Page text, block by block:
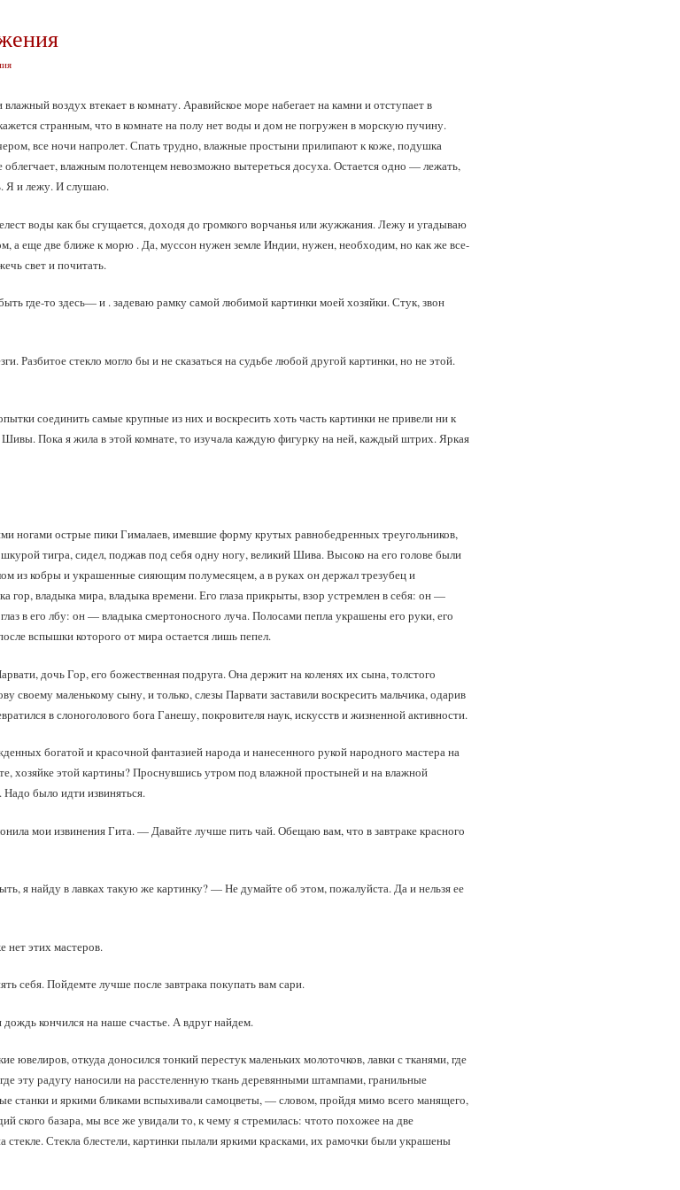
воздух втекает в комнату. Аравийское море набегает на камни и отступает в
странным, что в комнате на полу нет воды и дом не погружен в морскую пучину.
все ночи напролет. Спать трудно, влажные простыни прилипают к коже, подушка
влажным полотенцем невозможно вытереться досуха. Остается одно — лежать,
Я и лежу. И слушаю.
воды как бы сгущается, доходя до громкого ворчанья или жужжания. Лежу и угадываю
а еще две ближе к морю . Да, муссон нужен земле Индии, нужен, необходим, но как же все-
свет и почитать.
где-то здесь— и . задеваю рамку самой любимой картинки моей хозяйки. Стук, звон
Разбитое стекло могло бы и не сказаться на судьбе любой другой картинки, но не этой.
соединить самые крупные из них и воскресить хоть часть картинки не привели ни к
Пока я жила в этой комнате, то изучала каждую фигурку на ней, каждый штрих. Яркая
ногами острые пики Гималаев, имевшие форму крутых равнобедренных треугольников,
тигра, сидел, поджав под себя одну ногу, великий Шива. Высоко на его голове были
из кобры и украшенные сияющим полумесяцем, а в руках он держал трезубец и
гор, владыка мира, владыка времени. Его глаза прикрыты, взор устремлен в себя: он —
в его лбу: он — владыка смертоносного луча. Полосами пепла украшены его руки, его
вспышки которого от мира остается лишь пепел.
дочь Гор, его божественная подруга. Она держит на коленях их сына, толстого
своему маленькому сыну, и только, слезы Парвати заставили воскресить мальчика, одарив
в слоноголового бога Ганешу, покровителя наук, искусств и жизненной активности.
богатой и красочной фантазией народа и нанесенного рукой народного мастера на
хозяйке этой картины? Проснувшись утром под влажной простыней и на влажной
было идти извиняться.
мои извинения Гита. — Давайте лучше пить чай. Обещаю вам, что в завтраке красного
я найду в лавках такую же картинку? — Не думайте об этом, пожалуйста. Да и нельзя ее
этих мастеров.
себя. Пойдемте лучше после завтрака покупать вам сари.
кончился на наше счастье. А вдруг найдем.
ювелиров, откуда доносился тонкий перестук маленьких молоточков, лавки с тканями, где
эту радугу наносили на расстеленную ткань деревянными штампами, гранильные
станки и яркими бликами вспыхивали самоцветы, — словом, пройдя мимо всего манящего,
ского базара, мы все же увидали то, к чему я стремилась: чтото похожее на две
стекле. Стекла блестели, картинки пылали яркими красками, их рамочки были украшены